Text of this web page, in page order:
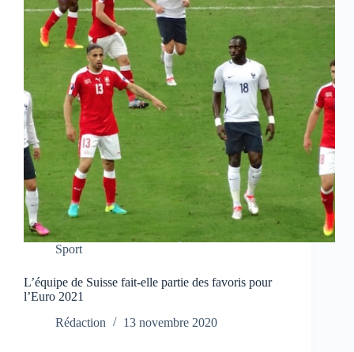
Sport
L’équipe de Suisse fait-elle partie des favoris pour
l’Euro 2021
Rédaction
13 novembre 2020